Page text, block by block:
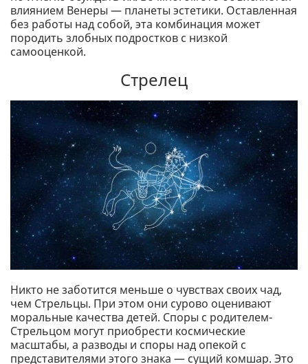
влиянием Венеры — планеты эстетики. Оставленная
без работы над собой, эта комбинация может
породить злобных подростков с низкой
самооценкой.
Стрелец
Никто не заботится меньше о чувствах своих чад,
чем Стрельцы. При этом они сурово оценивают
моральные качества детей. Споры с родителем-
Стрельцом могут приобрести космические
масштабы, а разводы и споры над опекой с
представителями этого знака — сущий комшар. Это